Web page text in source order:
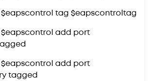
tag $eapscontroltag
add port
add port
tagged